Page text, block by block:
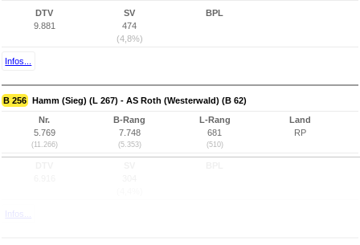
DTV
9.881
SV
474
(4,8%)
BPL
Infos...
B 256 Hamm (Sieg) (L 267) - AS Roth (Westerwald) (B 62)
Nr.
5.769
(11.266)
B-Rang
7.748
(5.353)
L-Rang
681
(510)
Land
RP
Infos...